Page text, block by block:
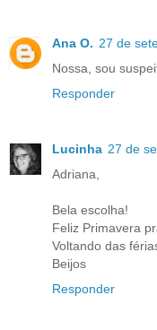
Ana O. 27 de
Nossa, sou
Responder
Lucinha 27 de
Adriana,
Bela escolha!
Feliz Primavera
Voltando das
Beijos
Responder